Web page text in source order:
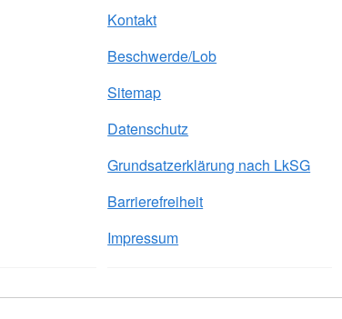
Kontakt
Beschwerde/Lob
Sitemap
Datenschutz
Grundsatzerklärung nach LkSG
Barrierefreiheit
Impressum